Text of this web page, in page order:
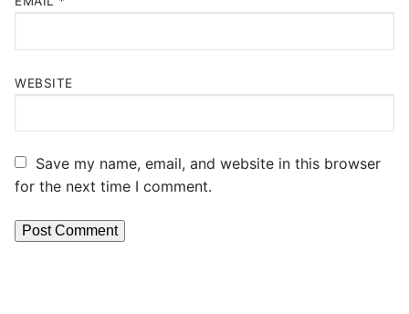
WEBSITE
Save my name, email, and website in this browser
for the next time I comment.